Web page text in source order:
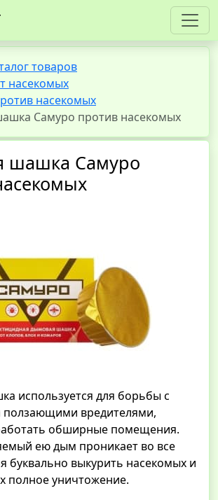
товаров
насекомых
насекомых
Самуро против насекомых
шашка Самуро
используется для борьбы с
вредителями,
обширные помещения.
ею дым проникает во все
буквально выкурить насекомых и
полное уничтожение.